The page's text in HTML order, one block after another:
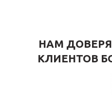
НАМ
КЛИЕНТОВ